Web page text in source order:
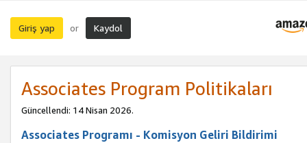
Giriş yap or Kaydol
Associates Program Politikaları
Güncellendi: 14 Nisan 2026.
Associates Programı - Komisyon Geliri Bildirimi